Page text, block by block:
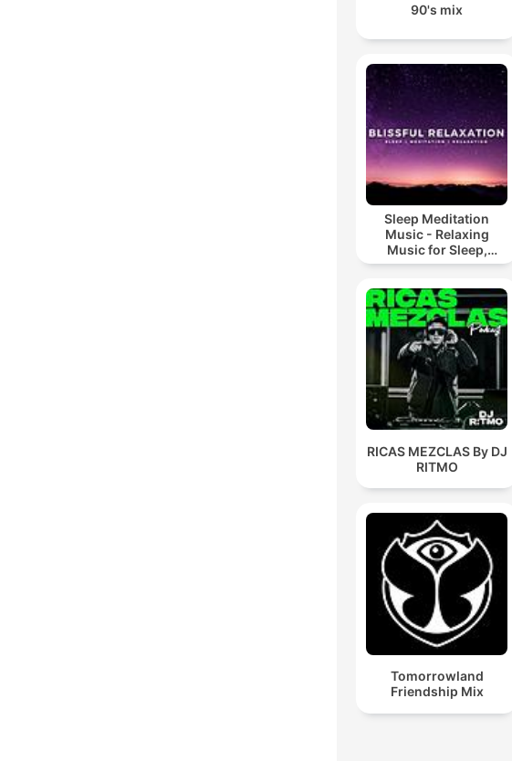
90's mix
Sleep Meditation
Music - Relaxing
Music for Sleep,
Meditation &
RICAS MEZCLAS By DJ
RITMO
Tomorrowland
Friendship Mix